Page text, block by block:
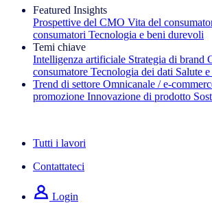
Featured Insights
Prospettive del CMO Vita del
consumatori Tecnologia e beni durevoli
Temi chiave
Intelligenza artificiale Strategia di brand
consumatore Tecnologia dei dati Salute
Trend di settore Omnicanale /
promozione Innovazione di prodotto
Tutti i lavori
Contattateci
Login